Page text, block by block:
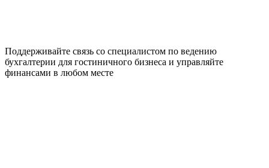
Поддерживайте связь со специалистом по ведению
бухгалтерии для гостиничного бизнеса и управляйте
финансами в любом месте